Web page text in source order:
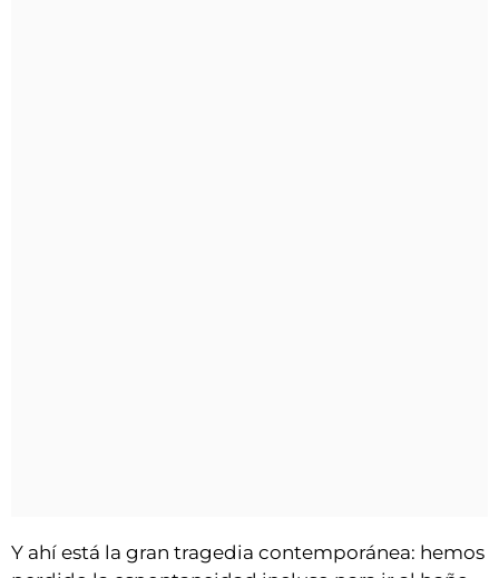
Y ahí está la gran tragedia contemporánea: hemos